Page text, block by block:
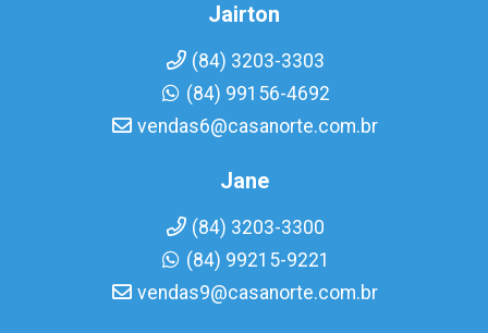
Jairton
(84) 3203-3303
(84) 99156-4692
vendas6@casanorte.com.br
Jane
(84) 3203-3300
(84) 99215-9221
vendas9@casanorte.com.br